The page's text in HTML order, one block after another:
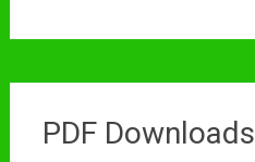
PDF Downloads